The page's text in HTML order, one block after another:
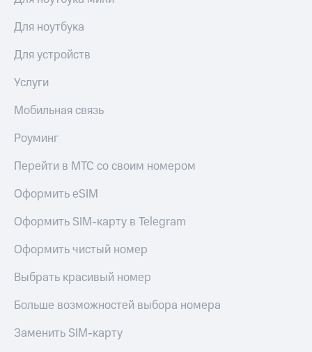
Для ноутбука
Для устройств
Услуги
Мобильная связь
Роуминг
Перейти в МТС со своим номером
Оформить eSIM
Оформить SIM-карту в Telegram
Оформить чистый номер
Выбрать красивый номер
Больше возможностей выбора номера
Заменить SIM-карту